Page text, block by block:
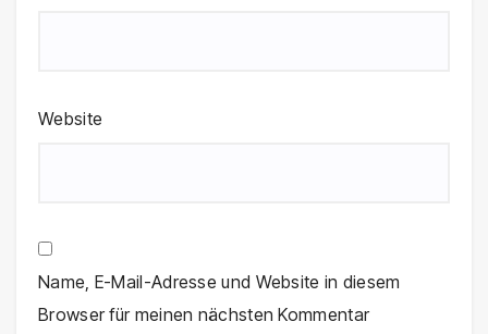
Website
Name, E-Mail-Adresse und Website in diesem
Browser für meinen nächsten Kommentar